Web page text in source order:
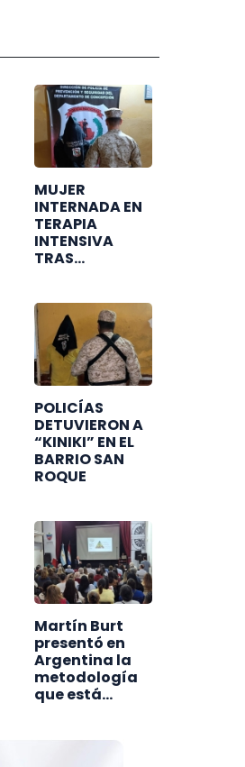
MUJER
INTERNADA EN
TERAPIA
INTENSIVA
TRAS
POR
MOTOCICLISTA
EBRIO
POLICÍAS
DETUVIERON A
“KINIKI” EN EL
BARRIO SAN
ROQUE
Martín Burt
presentó en
Argentina la
metodología
que está
miles de